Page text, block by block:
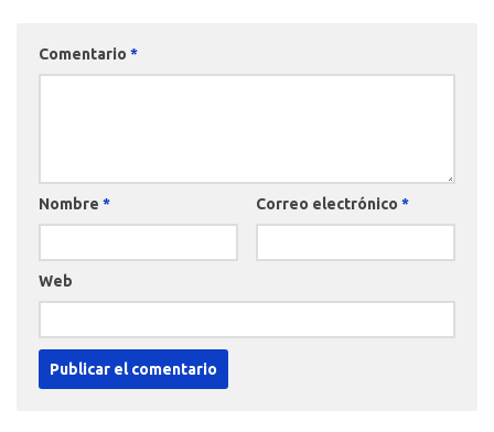
Comentario *
Nombre * Correo electrónico *
Web